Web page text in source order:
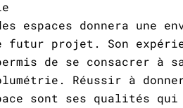
espaces donnera une
futur projet. Son
de se consacrer à
Réussir à
sont ses qualités qui